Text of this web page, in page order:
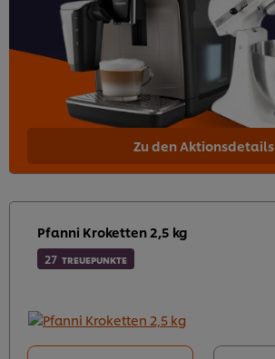
Zu den Aktionsdetails
Pfanni Kroketten 2,5 kg
27 TREUEPUNKTE